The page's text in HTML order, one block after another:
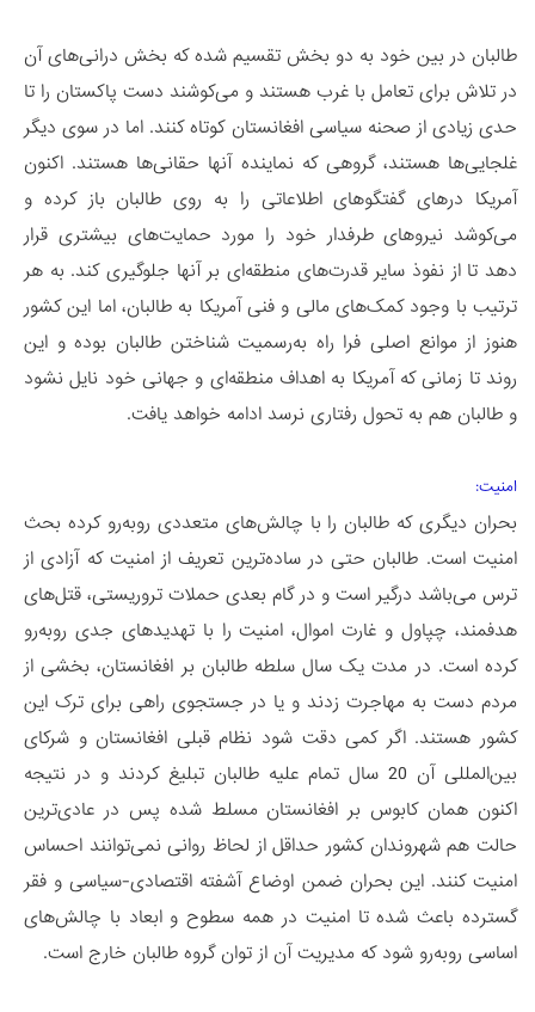
طالبان در بین خود به دو بخش تقسیم شده که بخش درانی‌های آن
در تلاش برای تعامل با غرب هستند و می‌کوشند دست پاکستان را تا
حدی زیادی از صحنه‌ سیاسی افغانستان کوتاه کنند. اما در سوی دیگر
غلجایی‌ها هستند، گروهی که نماینده‌ آنها حقانی‌ها هستند. اکنون
آمریکا در‌های گفتگو‌های اطلاعاتی را به روی طالبان باز کرده و
می‌کوشد نیرو‌های طرفدار خود را مورد حمایت‌های بیشتری قرار
دهد تا از نفوذ سایر قدرت‌های منطقه‌ای بر آنها جلوگیری کند. به هر
ترتیب با وجود کمک‌های مالی و فنی آمریکا به طالبان، اما این کشور
هنوز از موانع اصلی فرا راه به‌رسمیت شناختن طالبان بوده و این
روند تا زمانی که آمریکا به اهداف منطقه‌ای و جهانی خود نایل نشود
و طالبان هم به تحول رفتاری نرسد ادامه خواهد یافت.
امنیت:
بحران دیگری که طالبان را با چالش‌های متعددی روبه‌رو کرده بحث
امنیت است. طالبان حتی در ساده‌ترین تعریف از امنیت که آزادی از
ترس می‌باشد درگیر است و در گام بعدی حملات تروریستی، قتل‌های
هدفمند، چپاول و غارت اموال، امنیت را با تهدیدهای جدی روبه‌رو
کرده است. در مدت یک سال سلطه‌ طالبان بر افغانستان، بخشی از
مردم دست به مهاجرت زدند و یا در جستجوی راهی برای ترک این
کشور هستند. اگر کمی دقت شود نظام قبلی افغانستان و شرکای
بین‌المللی آن 20 سال تمام علیه طالبان تبلیغ کردند و در نتیجه
اکنون همان کابوس بر افغانستان مسلط شده پس در عادی‌ترین
حالت هم شهروندان کشور حداقل از لحاظ روانی نمی‌توانند احساس
امنیت کنند. این بحران ضمن اوضاع آشفته اقتصادی-سیاسی و فقر
گسترده باعث شده تا امنیت در همه سطوح و ابعاد با چالش‌های
اساسی روبه‌رو شود که مدیریت آن از توان گروه طالبان خارج است.